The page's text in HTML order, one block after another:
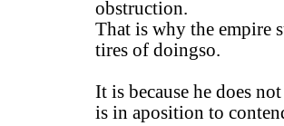
obstruction.
That is why the empire
tires of doingso.
It is because he does
is in aposition to